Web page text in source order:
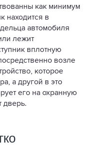
как минимум
находится в
автомобиля
лежит
вплотную
возле
которое
а другой в это
его на охранную
дверь.